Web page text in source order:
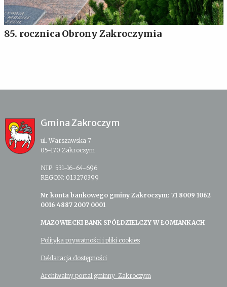
85. rocznica Obrony Zakroczymia
Gmina Zakroczym
ul. Warszawska 7
05-170 Zakroczym
NIP: 531-16-64-696
REGON: 013270399
Nr konta bankowego gminy Zakroczym: 71 8009 1062
0016 4887 2007 0001
MAZOWIECKI BANK SPÓŁDZIELCZY W ŁOMIANKACH
Polityka prywatności i pliki cookies
Deklaracja dostępności
Archiwalny portal gminny Zakroczym